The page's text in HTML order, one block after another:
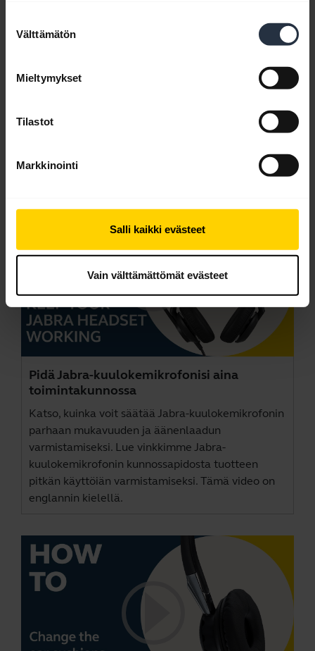
valinta
Välttämätön
Mieltymykset
Tilastot
Markkinointi
Salli kaikki evästeet
Vain välttämättömät evästeet
Pidä Jabra-kuulokemikrofonisi aina
toimintakunnossa
Katso, kuinka voit säätää Jabra-kuulokemikrofonin
parhaan mukavuuden ja äänenlaadun
varmistamiseksi. Lue vinkkimme Jabra-
kuulokemikrofonin kunnossapidosta tuotteen
pitkän käyttöiän varmistamiseksi. Tämä video on
englannin kielellä.